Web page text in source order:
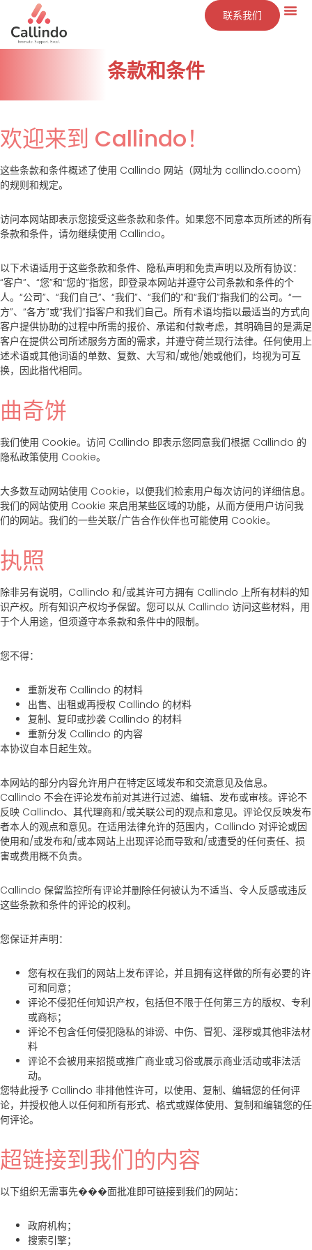
联系我们
条款和条件
欢迎来到 Callindo！
这些条款和条件概述了使用 Callindo 网站（网址为 callindo.coom）
的规则和规定。
访问本网站即表示您接受这些条款和条件。如果您不同意本页所述的所有
条款和条件，请勿继续使用 Callindo。
以下术语适用于这些条款和条件、隐私声明和免责声明以及所有协议：
“客户”、“您”和“您的”指您，即登录本网站并遵守公司条款和条件的个
人。“公司”、“我们自己”、“我们”、“我们的”和“我们”指我们的公司。“一
方”、“各方”或“我们”指客户和我们自己。所有术语均指以最适当的方式向
客户提供协助的过程中所需的报价、承诺和付款考虑，其明确目的是满足
客户在提供公司所述服务方面的需求，并遵守荷兰现行法律。任何使用上
述术语或其他词语的单数、复数、大写和/或他/她或他们，均视为可互
换，因此指代相同。
曲奇饼
我们使用 Cookie。访问 Callindo 即表示您同意我们根据 Callindo 的
隐私政策使用 Cookie。
大多数互动网站使用 Cookie，以便我们检索用户每次访问的详细信息。
我们的网站使用 Cookie 来启用某些区域的功能，从而方便用户访问我
们的网站。我们的一些关联/广告合作伙伴也可能使用 Cookie。
执照
除非另有说明，Callindo 和/或其许可方拥有 Callindo 上所有材料的知
识产权。所有知识产权均予保留。您可以从 Callindo 访问这些材料，用
于个人用途，但须遵守本条款和条件中的限制。
您不得：
重新发布 Callindo 的材料
出售、出租或再授权 Callindo 的材料
复制、复印或抄袭 Callindo 的材料
重新分发 Callindo 的内容
本协议自本日起生效。
本网站的部分内容允许用户在特定区域发布和交流意见及信息。
Callindo 不会在评论发布前对其进行过滤、编辑、发布或审核。评论不
反映 Callindo、其代理商和/或关联公司的观点和意见。评论仅反映发布
者本人的观点和意见。在适用法律允许的范围内，Callindo 对评论或因
使用和/或发布和/或本网站上出现评论而导致和/或遭受的任何责任、损
害或费用概不负责。
Callindo 保留监控所有评论并删除任何被认为不适当、令人反感或违反
这些条款和条件的评论的权利。
您保证并声明：
您有权在我们的网站上发布评论，并且拥有这样做的所有必要的许
可和同意；
评论不侵犯任何知识产权，包括但不限于任何第三方的版权、专利
或商标；
评论不包含任何侵犯隐私的诽谤、中伤、冒犯、淫秽或其他非法材
料
评论不会被用来招揽或推广商业或习俗或展示商业活动或非法活
动。
您特此授予 Callindo 非排他性许可，以使用、复制、编辑您的任何评
论，并授权他人以任何和所有形式、格式或媒体使用、复制和编辑您的任
何评论。
超链接到我们的内容
以下组织无需事先���面批准即可链接到我们的网站：
政府机构；
搜索引擎；